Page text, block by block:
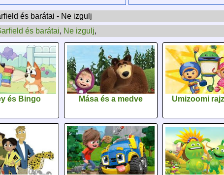
és barátai - Ne izgulj
és barátai, Ne izgulj,
és Bingo Mása és a medve Umizoomi